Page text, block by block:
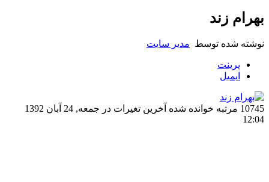
بهرام زند
نوشته شده توسط مدیر سایت
پرینت
ایمیل
10745 مرتبه خوانده شده
آخرین تغیرات در جمعه, 24 آبان 1392
12:04